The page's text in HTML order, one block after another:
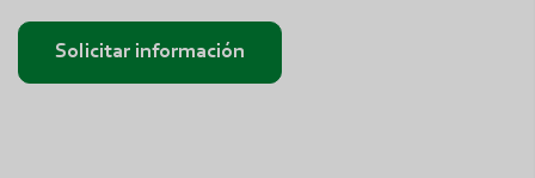
Solicitar información